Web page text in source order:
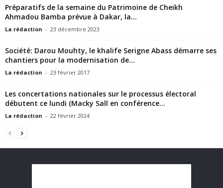
Préparatifs de la semaine du Patrimoine de Cheikh
Ahmadou Bamba prévue à Dakar, la...
La rédaction - 23 décembre 2023
Société: Darou Mouhty, le khalife Serigne Abass démarre ses
chantiers pour la modernisation de...
La rédaction - 23 février 2017
Les concertations nationales sur le processus électoral
débutent ce lundi (Macky Sall en conférence...
La rédaction - 22 février 2024